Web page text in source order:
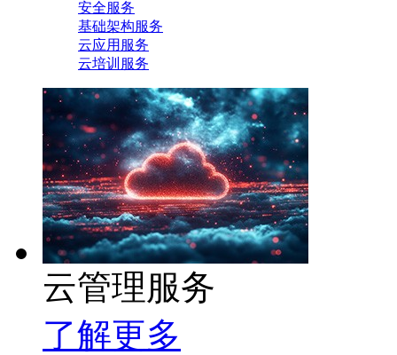
安全服务
基础架构服务
云应用服务
云培训服务
云管理服务
了解更多